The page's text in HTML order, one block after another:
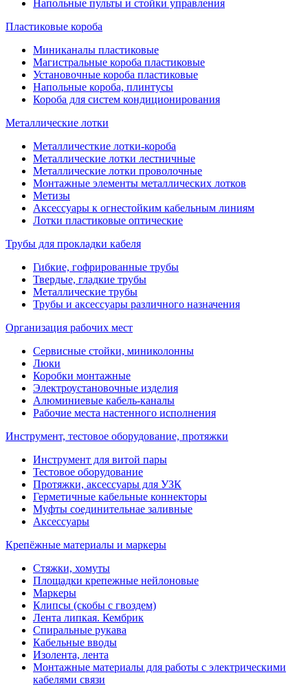
Напольные пульты и стойки управления
Пластиковые короба
Миниканалы пластиковые
Магистральные короба пластиковые
Установочные короба пластиковые
Напольные короба, плинтусы
Короба для систем кондиционирования
Металлические лотки
Металличесткие лотки-короба
Металлические лотки лестничные
Металлические лотки проволочные
Монтажные элементы металлических лотков
Метизы
Аксессуары к огнестойким кабельным линиям
Лотки пластиковые оптические
Трубы для прокладки кабеля
Гибкие, гофрированные трубы
Твердые, гладкие трубы
Металлические трубы
Трубы и аксессуары различного назначения
Организация рабочих мест
Сервисные стойки, миниколонны
Люки
Коробки монтажные
Электроустановочные изделия
Алюминиевые кабель-каналы
Рабочие места настенного исполнения
Инструмент, тестовое оборудование, протяжки
Инструмент для витой пары
Тестовое оборудование
Протяжки, аксессуары для УЗК
Герметичные кабельные коннекторы
Муфты соединительнае заливные
Аксессуары
Крепёжные материалы и маркеры
Стяжки, хомуты
Площадки крепежные нейлоновые
Маркеры
Клипсы (скобы с гвоздем)
Лента липкая. Кембрик
Спиральные рукава
Кабельные вводы
Изолента, лента
Монтажные материалы для работы с электрическими
кабелями связи